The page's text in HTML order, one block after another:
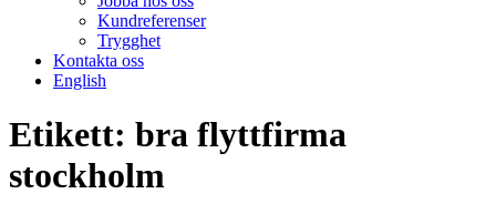
Kundreferenser
Trygghet
Kontakta oss
English
Etikett: bra flyttfirma
stockholm